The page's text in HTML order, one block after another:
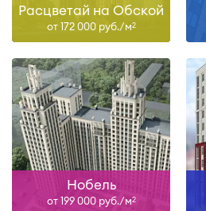
Расцветай на Обской
от 172 000 руб./м2
Нобель
от 199 000 руб./м2